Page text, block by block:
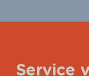
Service